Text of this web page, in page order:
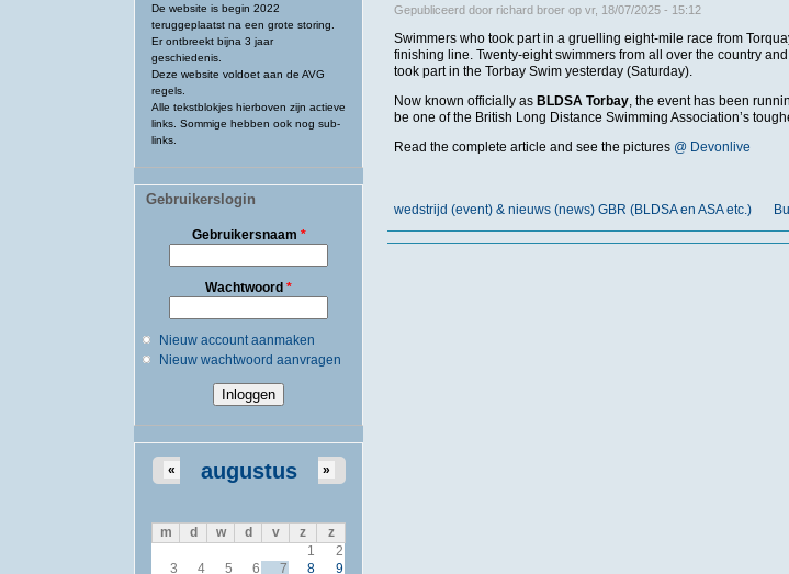
De website is begin 2022
teruggeplaatst na een grote storing.
Er ontbreekt bijna 3 jaar
geschiedenis.
Deze website voldoet aan de AVG
regels.
Alle tekstblokjes hierboven zijn actieve
links. Sommige hebben ook nog sub-
links.
Gebruikerslogin
Gebruikersnaam *
Wachtwoord *
Nieuw account aanmaken
Nieuw wachtwoord aanvragen
augustus
« »
m d w d v z
z
1
2
3
4 5 6 7 8
9
Gepubliceerd door richard broerop vr, 18/07/2025 - 15:12
Swimmers who took part in a gruelling eight-mile race from
finishing line. Twenty-eight swimmers from all over the country
took part in the Torbay Swim yesterday (Saturday).
Now known officially as BLDSA Torbay, the event has been
be one of the British Long Distance Swimming Association’s
Read the complete article and see the pictures @ Devonlive
wedstrijd (event) & nieuws (news) GBR (BLDSA en ASA etc.)